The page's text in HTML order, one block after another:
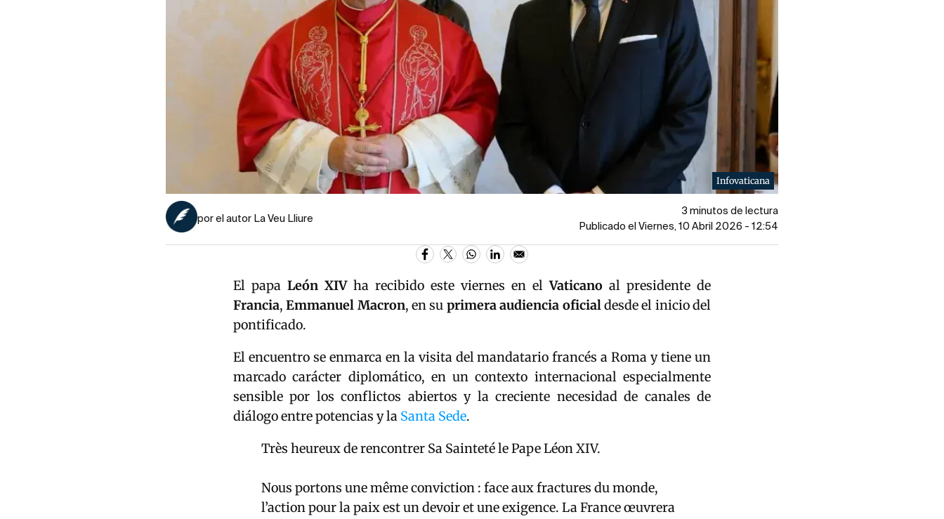
Infovaticana
por el autor La Veu Lliure
3 minutos de lectura
Publicado el Viernes, 10 Abril 2026 - 12:54
El papa León XIVha recibido este viernes en elVaticano al presidente de
Francia,Emmanuel Macron, en su primera audiencia oficial desde el inicio del
pontificado.
El encuentro se enmarca en la visita del mandatario francés a Roma y tiene un
marcado carácter diplomático, en un contexto internacional especialmente
sensible por los conflictos abiertos y la creciente necesidad de canales de
diálogo entre potencias y la Santa Sede.
Très heureux de rencontrer Sa Sainteté le Pape Léon XIV.
Nous portons une même conviction : face aux fractures du monde,
l’action pour la paix est un devoir et une exigence. La France œuvrera